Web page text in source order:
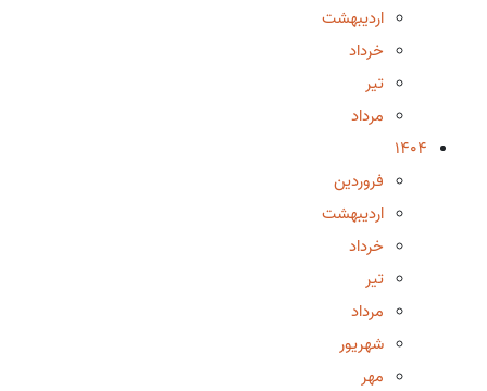
اردیبهشت
خرداد
تیر
مرداد
1404
فروردین
اردیبهشت
خرداد
تیر
مرداد
شهریور
مهر